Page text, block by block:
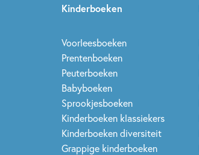
Kinderboeken
Voorleesboeken
Prentenboeken
Peuterboeken
Babyboeken
Sprookjesboeken
Kinderboeken klassiekers
Kinderboeken diversiteit
Grappige kinderboeken